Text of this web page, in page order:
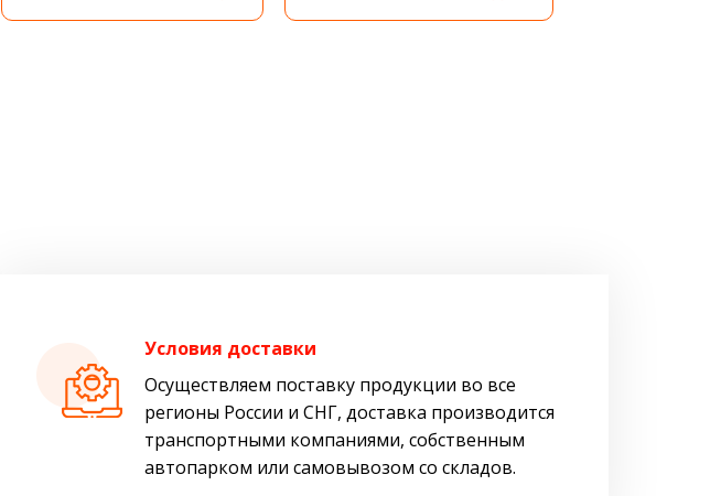
Условия доставки
Осуществляем поставку продукции во все
регионы России и СНГ, доставка производится
транспортными компаниями, собственным
автопарком или самовывозом со складов.